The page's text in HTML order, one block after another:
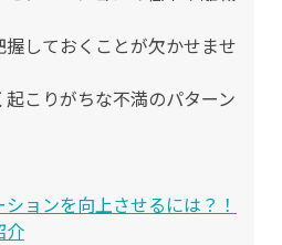
しておくことが欠かせませ
こりがちな不満のパターン
ョンを向上させるには？！
介